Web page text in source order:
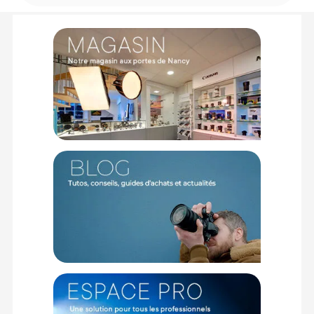
autonomie et ne rater aucune scène décisive en photo ou en
vidéo Full HD stabilisée. Son écran LCD antireflet de 68 mm de
diagonale est optimisé pour les environnements lumineux.
En ajustant sa luminosité selon l'ensoleillement, vous cadrez
vos sujets avec un confort visuel exceptionnel, garantissant
des compositions parfaites sans être gêné par les reflets sur
la neige ou l'eau.
Modèle : Appareil photo compact étanche Pentax WG-90 Bleu
Résolution efficace : 16 mégapixels
Capteur d'images : CMOS de type 1/2,3 pouces
Stabilisation d'image : Numérique
OPTIQUE